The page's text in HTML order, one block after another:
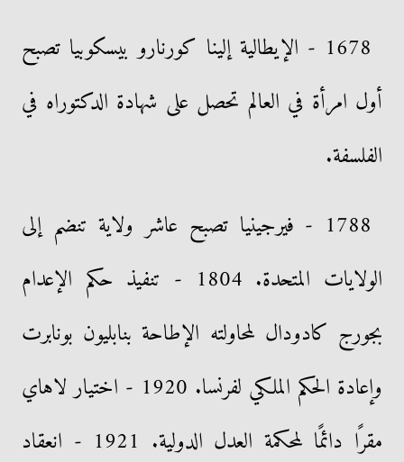
1678 - الإيطالية إلينا كورنارو بيسكوبيا تصبح
أول امرأة في العالم تحصل على شهادة الدكتوراه في
الفلسفة.
1788 - فيرجينيا تصبح عاشر ولاية تنضم إلى
الولايات المتحدة. 1804 - تنفيذ حكم الإعدام
بجورج كادودال لمحاولته الإطاحة بنابليون بونابرت
وإعادة الحكم الملكي لفرنسا. 1920 - اختيار لاهاي
مقرًا دائمًا لمحكمة العدل الدولية. 1921 - انعقاد